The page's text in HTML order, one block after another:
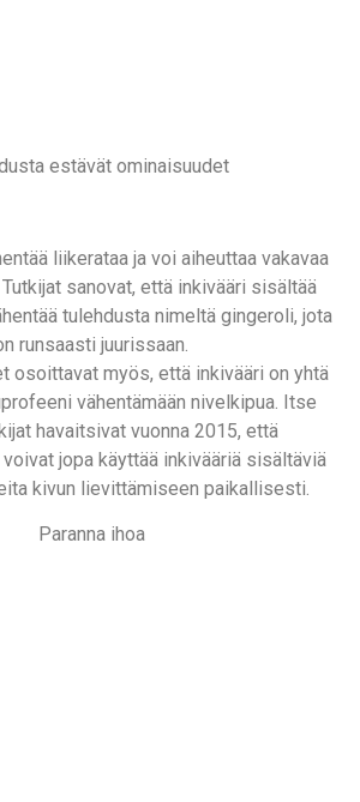
estävät ominaisuudet
liikerataa ja voi aiheuttaa vakavaa
sanovat, että inkivääri sisältää
tulehdusta nimeltä gingeroli, jota
runsaasti juurissaan.
osoittavat myös, että inkivääri on yhtä
vähentämään nivelkipua. Itse
havaitsivat vuonna 2015, että
jopa käyttää inkivääriä sisältäviä
kivun lievittämiseen paikallisesti.
Paranna ihoa